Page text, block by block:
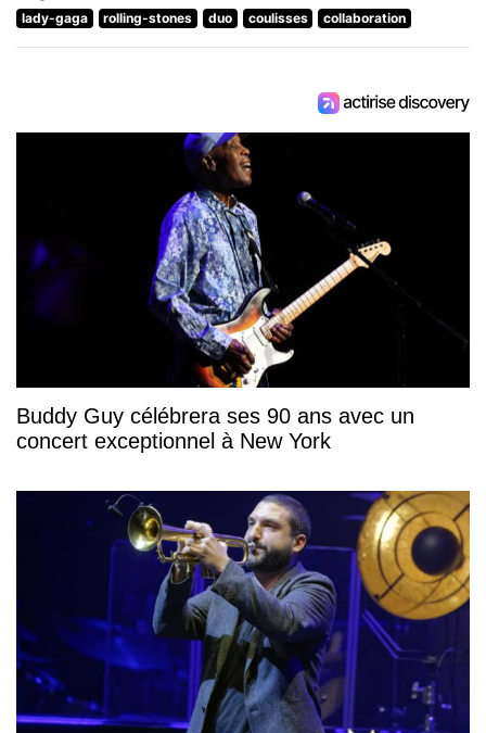
lady-gaga rolling-stones duo coulisses collaboration
Buddy Guy célébrera ses 90 ans avec un
concert exceptionnel à New York